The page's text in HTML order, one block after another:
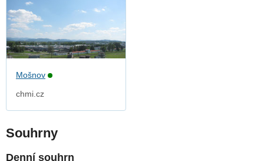
Mošnov
chmi.cz
Souhrny
Denní souhrn